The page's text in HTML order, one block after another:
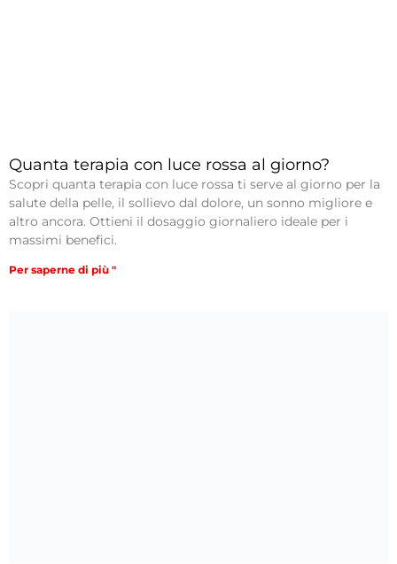
Quanta terapia con luce rossa al giorno?
Scopri quanta terapia con luce rossa ti serve al giorno per la
salute della pelle, il sollievo dal dolore, un sonno migliore e
altro ancora. Ottieni il dosaggio giornaliero ideale per i
massimi benefici.
Per saperne di più "